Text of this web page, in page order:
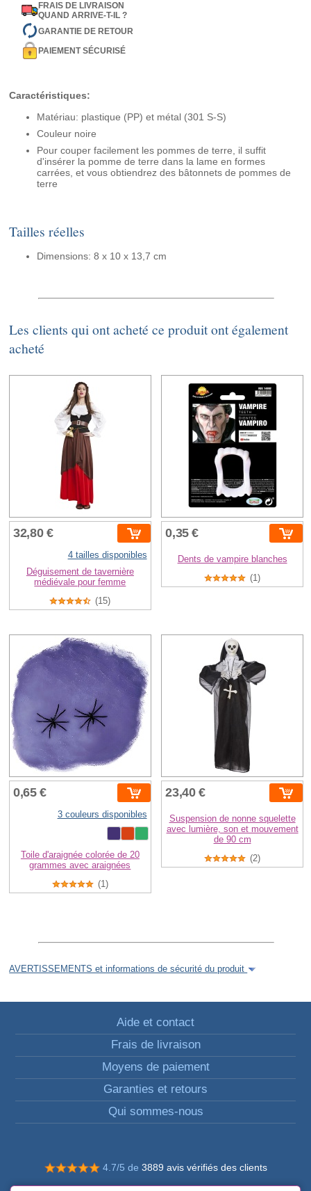
FRAIS DE LIVRAISON
QUAND ARRIVE-T-IL ?
GARANTIE DE RETOUR
PAIEMENT SÉCURISÉ
Caractéristiques:
Matériau: plastique (PP) et métal (301 S-S)
Couleur noire
Pour couper facilement les pommes de terre, il suffit
d'insérer la pomme de terre dans la lame en formes
carrées, et vous obtiendrez des bâtonnets de pommes de
terre
Tailles réelles
Dimensions: 8 x 10 x 13,7 cm
Les clients qui ont acheté ce produit ont également
acheté
32,80 €
4 tailles disponibles
Déguisement de tavernière
médiévale pour femme
(15)
0,35 €
Dents de vampire blanches
(1)
0,65 €
3 couleurs disponibles
Toile d'araignée colorée de 20
grammes avec araignées
(1)
23,40 €
Suspension de nonne squelette
avec lumière, son et mouvement
de 90 cm
(2)
AVERTISSEMENTS et informations de sécurité du produit
Aide et contact
Frais de livraison
Moyens de paiement
Garanties et retours
Qui sommes-nous
4.7/5 de 3889 avis vérifiés des clients